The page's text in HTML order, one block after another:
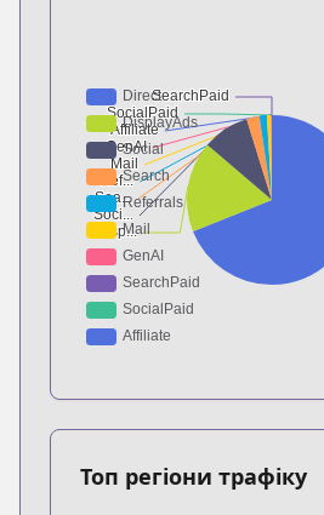
Топ регіони трафіку